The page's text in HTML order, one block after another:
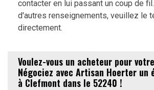
contacter en lui passant un coup de
d'autres renseignements, veuillez le
directement.
Voulez-vous un acheteur pour
Négociez avec Artisan Hoerter un
à Clefmont dans le 52240 !